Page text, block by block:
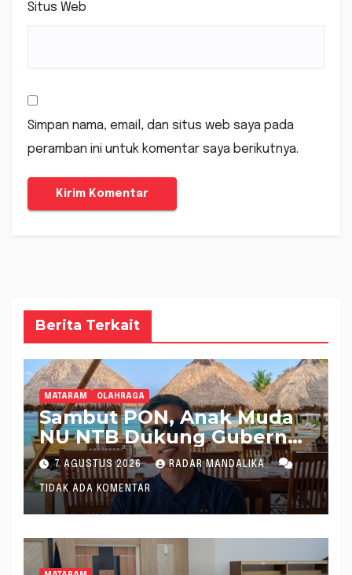
Situs Web
Simpan nama, email, dan situs web saya pada
peramban ini untuk komentar saya berikutnya.
Berita Terkait
MATARAM OLAHRAGA
Sambut PON, Anak Muda
NU NTB Dukung Gubernur
Pimpin KONI NTB
7 AGUSTUS 2026 RADAR MANDALIKA
TIDAK ADA KOMENTAR